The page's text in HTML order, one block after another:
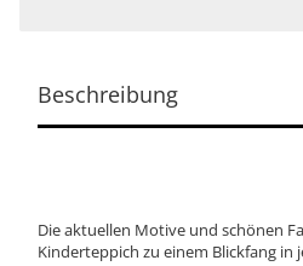
Beschreibung
Die aktuellen Motive und schönen
Kinderteppich zu einem Blickfang in